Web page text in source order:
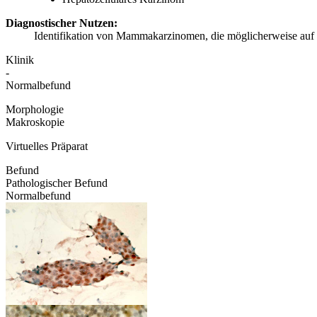
Diagnostischer Nutzen:
Identifikation von Mammakarzinomen, die möglicherweise auf
Klinik
-
Normalbefund
Morphologie
Makroskopie
Virtuelles Präparat
Befund
Pathologischer Befund
Normalbefund